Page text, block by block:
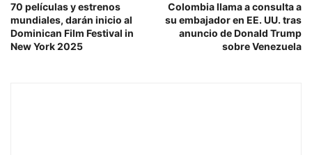
70 películas y estrenos
mundiales, darán inicio al
Dominican Film Festival in
New York 2025
Colombia llama a consulta a
su embajador en EE. UU. tras
anuncio de Donald Trump
sobre Venezuela